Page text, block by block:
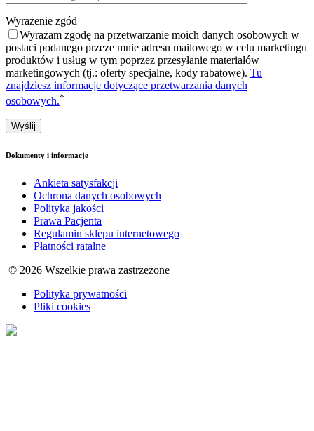
Wyrażenie zgód
Wyrażam zgodę na przetwarzanie moich danych osobowych w
postaci podanego przeze mnie adresu mailowego w celu marketingu
produktów i usług w tym poprzez przesyłanie materiałów
marketingowych (tj.: oferty specjalne, kody rabatowe). Tu
znajdziesz informacje dotyczące przetwarzania danych
osobowych.*
Dokumenty i informacje
Ankieta satysfakcji
Ochrona danych osobowych
Polityka jakości
Prawa Pacjenta
Regulamin sklepu internetowego
Płatności ratalne
© 2026 Wszelkie prawa zastrzeżone
Polityka prywatności
Pliki cookies